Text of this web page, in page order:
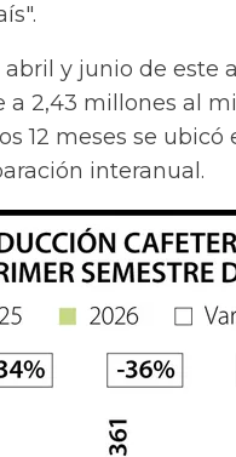
abril y junio de este
a 2,43 millones al
12 meses se ubicó
interanual.